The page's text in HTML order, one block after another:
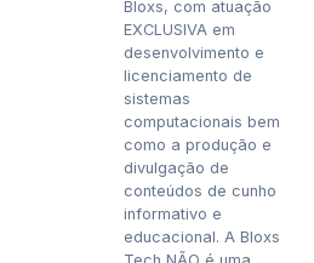
Bloxs, com atuação
EXCLUSIVA em
desenvolvimento e
licenciamento de
sistemas
computacionais bem
como a produção e
divulgação de
conteúdos de cunho
informativo e
educacional. A Bloxs